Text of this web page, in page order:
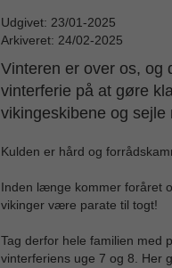
Udgivet: 23/01-2025
Arkiveret: 24/02-2025
Vinteren er over os, og
vinterferie på at gøre
vikingeskibene og sejle
Kulden er hård og
Inden længe kommer foråret
vikinger være parate til togt!
Tag derfor hele familien med
vinterferiens uge 7 og 8. Her